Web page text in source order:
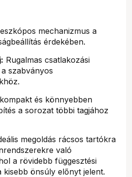
mechanizmus a
érdekében.
Rugalmas csatlakozási
szabványos
és könnyebben
a sorozat többi tagjához
megoldás rácsos tartókra
való
a rövidebb függesztési
kisebb önsúly előnyt jelent.